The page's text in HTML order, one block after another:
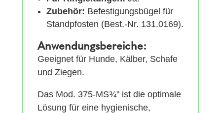
Zubehör: Befestigungsbügel für
Standpfosten (Best.-Nr. 131.0169).
Anwendungsbereiche:
Geeignet für Hunde, Kälber, Schafe
und Ziegen.
Das Mod. 375-MS¾" ist die optimale
Lösung für eine hygienische,